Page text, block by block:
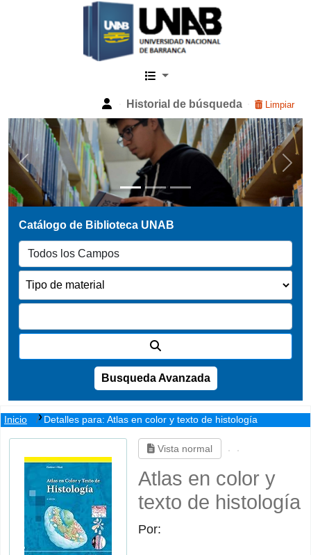
Catalogo Web UNAB
Historial de búsqueda Limpiar
Previous Next
Busqueda Avanzada
Inicio Detalles para: Atlas en color y texto de histología
Vista normal
Atlas en color y
texto de histología
Por: